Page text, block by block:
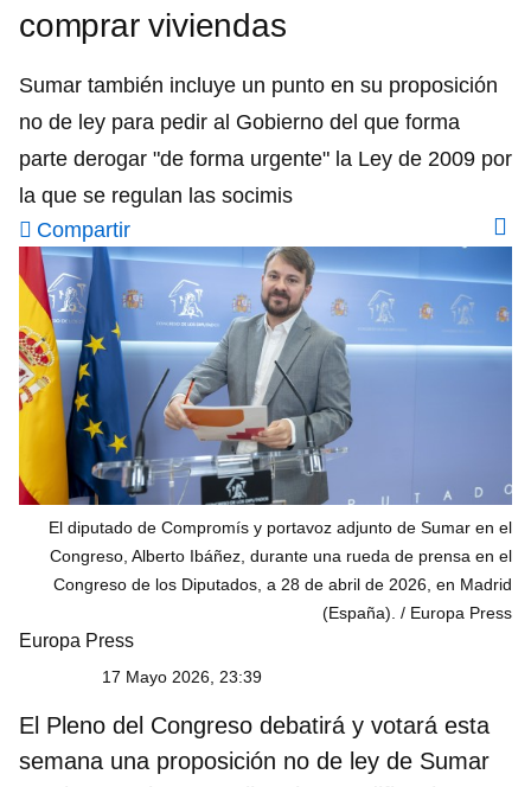
comprar viviendas
Sumar también incluye un punto en su proposición
no de ley para pedir al Gobierno del que forma
parte derogar "de forma urgente" la Ley de 2009 por
la que se regulan las socimis
Compartir
El diputado de Compromís y portavoz adjunto de Sumar en el
Congreso, Alberto Ibáñez, durante una rueda de prensa en el
Congreso de los Diputados, a 28 de abril de 2026, en Madrid
(España).
Europa Press
Europa Press
17 Mayo 2026, 23:39
El Pleno del Congreso debatirá y votará esta
semana una proposición no de ley de Sumar